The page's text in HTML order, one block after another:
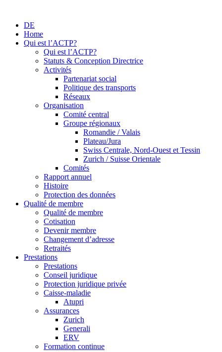
DE
Home
Qui est l’ACTP?
Qui est l’ACTP?
Statuts & Conception Directrice
Activités
Partenariat social
Politique des transports
Réseaux
Organisation
Comité central
Groupe régionaux
Romandie / Valais
Plateau/Jura
Swiss Centrale, Nord-Ouest et Tessin
Zurich / Suisse Orientale
Comités
Rapport annuel
Histoire
Protection des données
Qualité de membre
Qualité de membre
Cotisation
Devenir membre
Changement d’adresse
Retraités
Prestations
Prestations
Conseil juridique
Protection juridique privée
Caisse-maladie
Atupri
Assurances
Zurich
Generali
ERV
Formation continue